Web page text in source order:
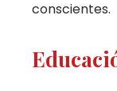
conscientes.